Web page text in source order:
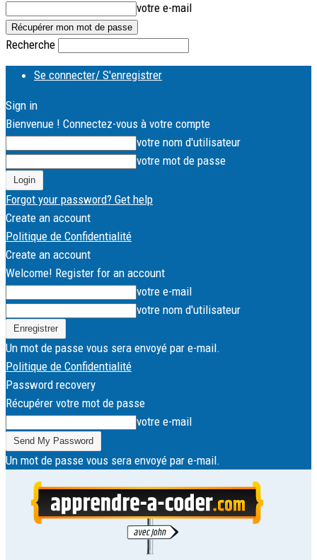
votre e-mail
Recherche
Se connecter/ S'enregistrer
Sign in
Bienvenue ! Connectez-vous à votre compte
votre nom d'utilisateur
votre mot de passe
Forgot your password? Get help
Create an account
Politique de Confidentialité
Create an account
Welcome! Register for an account
votre e-mail
votre nom d'utilisateur
Un mot de passe vous sera envoyé par e-mail.
Politique de Confidentialité
Password recovery
Récupérer votre mot de passe
votre e-mail
Un mot de passe vous sera envoyé par e-mail.